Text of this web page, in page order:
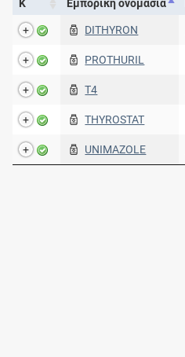
Κ Εμπορική ονομασία
DITHYRON
PROTHURIL
T4
THYROSTAT
UNIMAZOLE